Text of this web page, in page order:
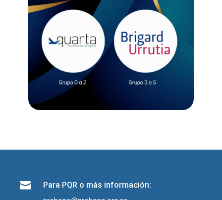
 Para PQR o más información: